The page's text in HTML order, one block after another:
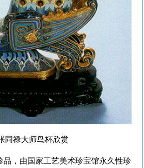
同禄大师鸟杯欣赏
品，由国家工艺美术珍宝馆永久性珍